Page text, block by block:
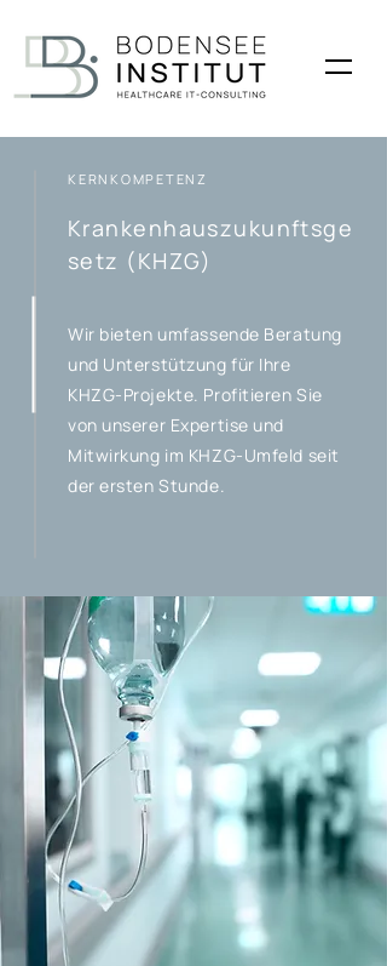
KERNKOMPETENZ
Krankenhauszukunftsge
setz (KHZG)
Wir bieten umfassende Beratung
und Unterstützung für Ihre
KHZG-Projekte. Profitieren Sie
von unserer Expertise und
Mitwirkung im KHZG-Umfeld seit
der ersten Stunde.